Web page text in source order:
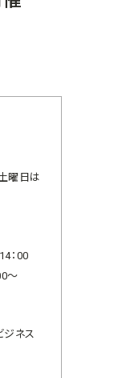
曜日は
：00
～
ジネス